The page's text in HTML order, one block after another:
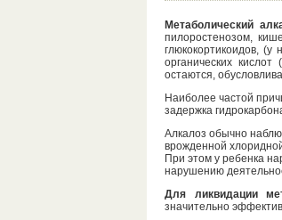
Метаболический
пилоростенозом,
глюкокортикоидов,
органических
остаются,
Наиболее частой
задержка
Алкалоз обычно
врожденной
При этом у ребенка
нарушению
Для ликвидации
значительно